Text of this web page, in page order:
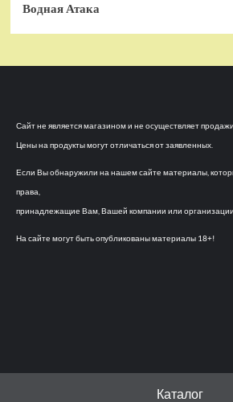
Водная Атака
Сайт не является магазином и не осуществляет
Цены на продукты могут отличаться от заявленных.
Если Вы обнаружили на нашем сайте материалы,
права,
принадлежащие Вам, Вашей компании или
На сайте могут быть опубликованы материалы 18+!
Каталог